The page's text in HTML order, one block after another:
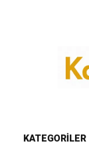
KATEGORİLER